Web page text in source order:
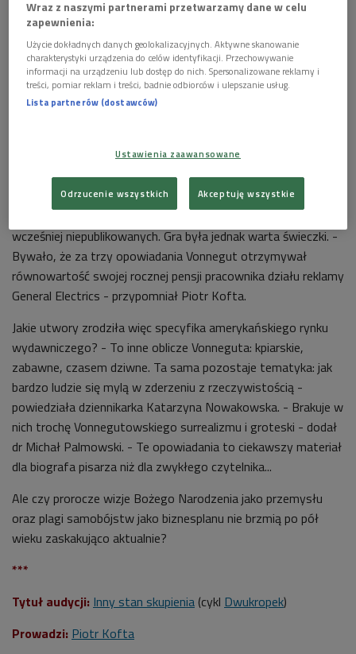
Portret Kurta Vonneguta na muralu w amerykańskim Indianapolis
Okazję, żeby się o tym przekonać, stanowi mający się
wkrótce ukazać zbiór "Kiedy śmiertelnicy śpią". To zestaw
opowiadań Vonneguta pisanych dla pieniędzy, z myślą o
popularnych amerykańskich czasopismach, nigdy jednak
wcześniej niepublikowanych. Gra była jednak warta świeczki. -
Bywało, że za trzy opowiadania Vonnegut otrzymywał
równowartość swojej rocznej pensji pracownika działu reklamy
General Electrics - przypomniał Piotr Kofta.
Jakie utwory zrodziła więc specyfika amerykańskiego rynku
wydawniczego? - To inne oblicze Vonneguta: kpiarskie,
zabawne, czasem dziwne. Ta sama pozostaje tematyka: jak
bardzo ludzie się mylą w zderzeniu z rzeczywistością -
powiedziała dziennikarka Katarzyna Nowakowska. - Brakuje w
nich trochę Vonnegutowskiego surrealizmu i groteski - dodał
dr Michał Palmowski. - Te opowiadania to ciekawszy materiał
dla biografa pisarza niż dla zwykłego czytelnika...
Ale czy prorocze wizje Bożego Narodzenia jako przemysłu
oraz plagi samobójstw jako biznesplanu nie brzmią po pół
wieku zaskakująco aktualnie?
***
Tytuł audycji: Inny stan skupienia (cykl Dwukropek)
Prowadzi: Piotr Kofta
Wraz z naszymi partnerami przetwarzamy dane w celu
zapewnienia:
Użycie dokładnych danych geolokalizacyjnych. Aktywne skanowanie
charakterystyki urządzenia do celów identyfikacji. Przechowywanie
informacji na urządzeniu lub dostęp do nich. Spersonalizowane reklamy i
treści, pomiar reklam i treści, badnie odbiorców i ulepszanie usług.
Lista partnerów (dostawców)
Ustawienia zaawansowane
Odrzucenie wszystkich Akceptuję wszystkie